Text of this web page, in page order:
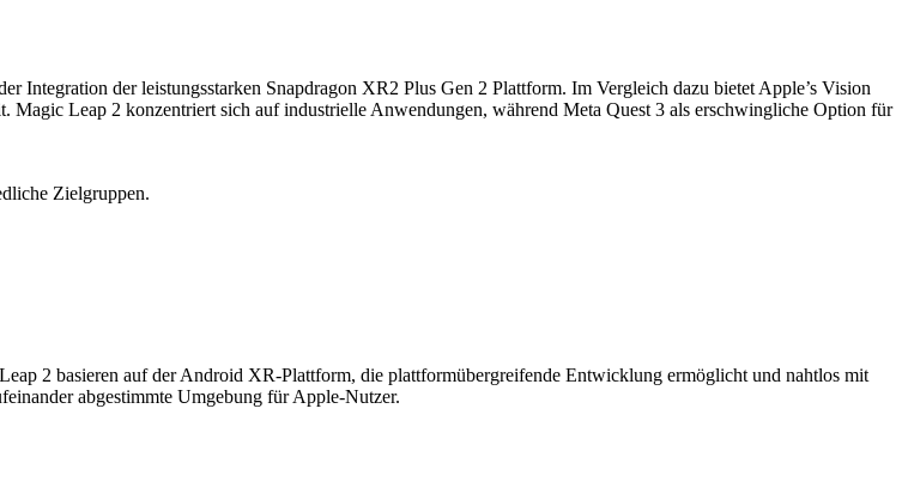
Integration der leistungsstarken Snapdragon XR2 Plus Gen 2 Plattform. Im Vergleich dazu bietet Apple’s Vision
Leap 2 konzentriert sich auf industrielle Anwendungen, während Meta Quest 3 als erschwingliche Option für
Zielgruppen.
2 basieren auf der Android XR-Plattform, die plattformübergreifende Entwicklung ermöglicht und nahtlos mit
abgestimmte Umgebung für Apple-Nutzer.